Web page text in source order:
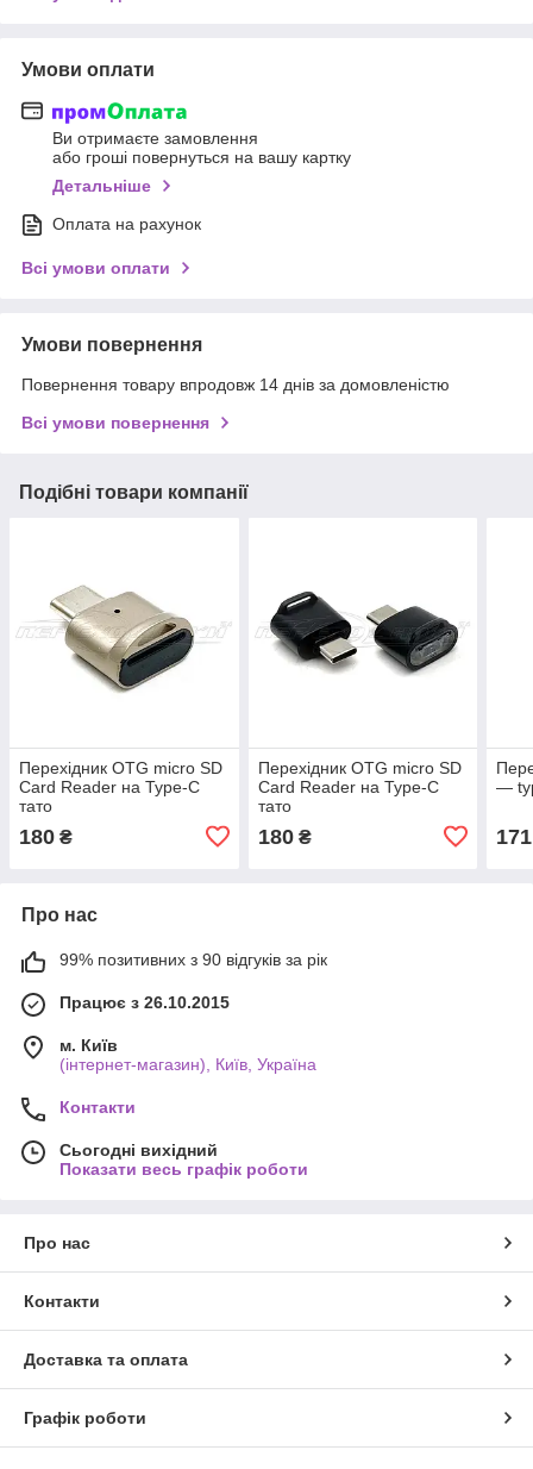
Умови оплати
Ви отримаєте замовлення
або гроші повернуться на вашу картку
Детальніше
Оплата на рахунок
Всі умови оплати
Умови повернення
Повернення товару впродовж 14 днів за домовленістю
Всі умови повернення
Подібні товари компанії
Перехідник OTG micro SD
Card Reader на Type-C
тато
180 ₴
Перехідник OTG micro SD
Card Reader на Type-C
тато
180₴
—
171
Про нас
99% позитивних з 90 відгуків за рік
Працює з 26.10.2015
м. Київ
(інтернет-магазин), Київ, Україна
Контакти
Сьогодні вихідний
Показати весь графік роботи
Про нас
Контакти
Доставка та оплата
Графік роботи